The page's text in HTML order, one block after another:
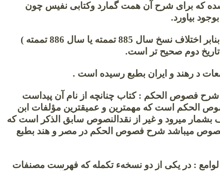
که برای شرح آن همت گمارد وکتابی نفیس چون
بیاورد.
تاریخ اتمام آن بنابر اختلاف نسخ سال 885 تممته یا سال 886 تممته )
دوم صحیح تر است.
د رهند و ایران بطبع رسیده است .
س 7 – شرح فصوص الحکم : کتاب چنانچه از نام آن پیداست
الحکم است که مهمترین و عمیقترین مؤلفات ابن
میرود و غیر از نقدالنصوص سابق الذکر است که
میباشد شرح فصوص الحکم در مصر و هند بطبع
س 9 – لوامع : در یکی از دو نسخهء تکمله که فهرست مصنفات